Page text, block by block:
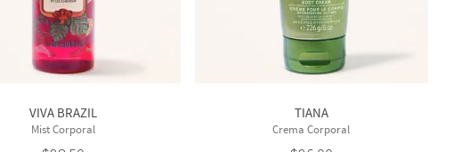
Mostrar 20 más
VIVA BRAZIL
Mist Corporal
TIANA
Crema Corporal